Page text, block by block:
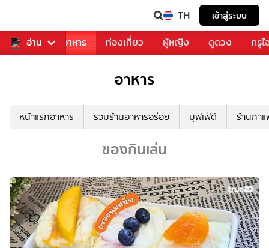
TH เข้าสู่ระบบ
อ่าน
การเพลง อาหาร ท่องเที่ยว ผู้หญิง ดูดวง ทรู
อาหาร
หน้าแรกอาหาร รวมร้านอาหารอร่อย บุฟเฟ่ต์ ร้านกา
ของกินเล่น